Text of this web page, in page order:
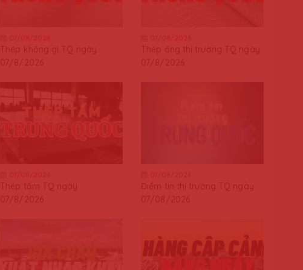
07/08/2026
Thép không gỉ TQ ngày
07/8/2026
07/08/2026
Thép ống thị trường TQ ngày
07/8/2026
07/08/2026
Thép tấm TQ ngày
07/8/2026
07/08/2026
Điểm tin thị trường TQ ngày
07/08/2026